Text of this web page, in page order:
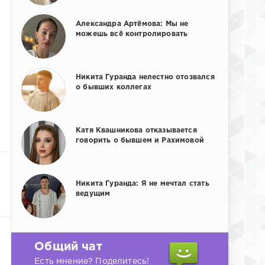
Александра Артёмова: Мы не
можешь всё контролировать
Никита Гуранда нелестно отозвался
о бывших коллегах
Катя Квашникова отказывается
говорить о бывшем и Рахимовой
Никита Гуранда: Я не мечтал стать
ведущим
Общий чат
Есть мнение? Поделитесь!